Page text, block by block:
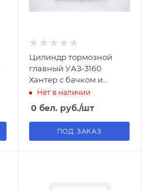
Цилиндр тормозной
главный УАЗ-3160
Хантер с бачком и
датчиком
Нет в наличии
0 бел. руб./шт
ПОД ЗАКАЗ